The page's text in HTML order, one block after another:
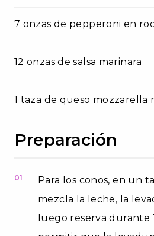
7 onzas de pepperoni en
12 onzas de salsa marinara
1 taza de queso mozzarella
Preparación
01
Para los conos, en un
mezcla la leche, la
luego reserva durante